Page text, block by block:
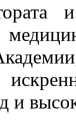
и
и